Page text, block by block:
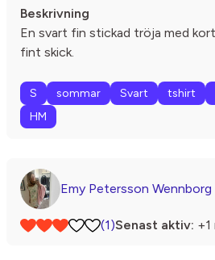
Beskrivning
En svart fin stickad tröja med
fint skick.
S sommar Svart tshirt
HM
Emy Petersson Wennborg
(1)Senast aktiv: +1